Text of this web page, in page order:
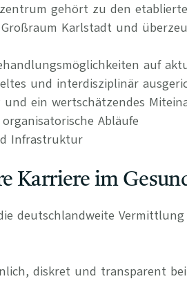
gehört zu den
Karlstadt und
auf
und interdisziplinär
ein wertschätzendes
Abläufe
Infrastruktur
Karriere im
deutschlandweite
diskret und transparent